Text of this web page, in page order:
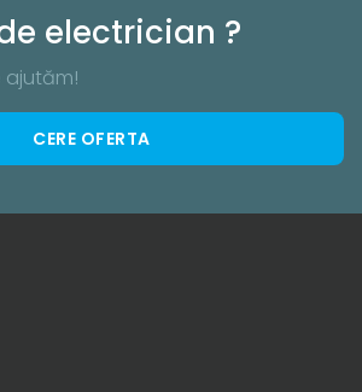
electrician ?
ajutăm!
CERE OFERTA